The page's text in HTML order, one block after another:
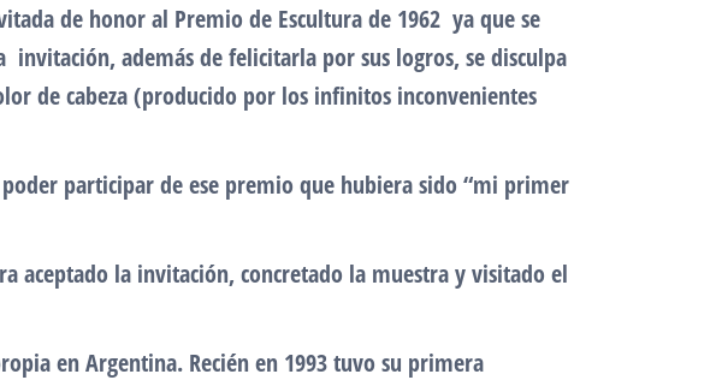
de honor al Premio de Escultura de 1962 ya que se
invitación, además de felicitarla por sus logros, se disculpa
de cabeza (producido por los infinitos inconvenientes
participar de ese premio que hubiera sido “mi primer
aceptado la invitación, concretado la muestra y visitado el
en Argentina. Recién en 1993 tuvo su primera